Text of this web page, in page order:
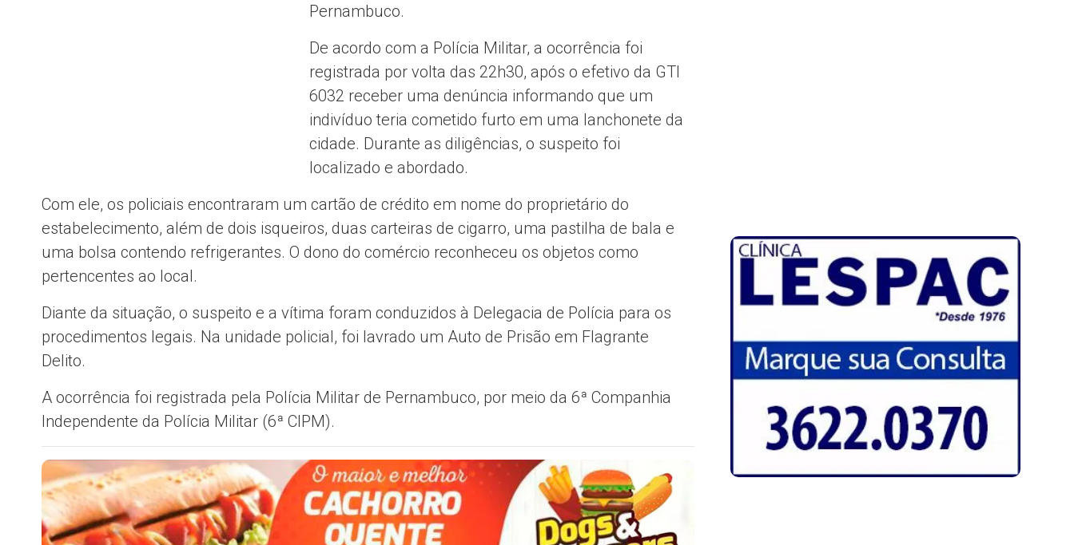
Pernambuco.
De acordo com a Polícia Militar, a ocorrência foi
registrada por volta das 22h30, após o efetivo da GTI
6032 receber uma denúncia informando que um
indivíduo teria cometido furto em uma lanchonete da
cidade. Durante as diligências, o suspeito foi
localizado e abordado.
Com ele, os policiais encontraram um cartão de crédito em nome do proprietário do
estabelecimento, além de dois isqueiros, duas carteiras de cigarro, uma pastilha de bala e
uma bolsa contendo refrigerantes. O dono do comércio reconheceu os objetos como
pertencentes ao local.
Diante da situação, o suspeito e a vítima foram conduzidos à Delegacia de Polícia para os
procedimentos legais. Na unidade policial, foi lavrado um Auto de Prisão em Flagrante
Delito.
A ocorrência foi registrada pela Polícia Militar de Pernambuco, por meio da 6ª Companhia
Independente da Polícia Militar (6ª CIPM).